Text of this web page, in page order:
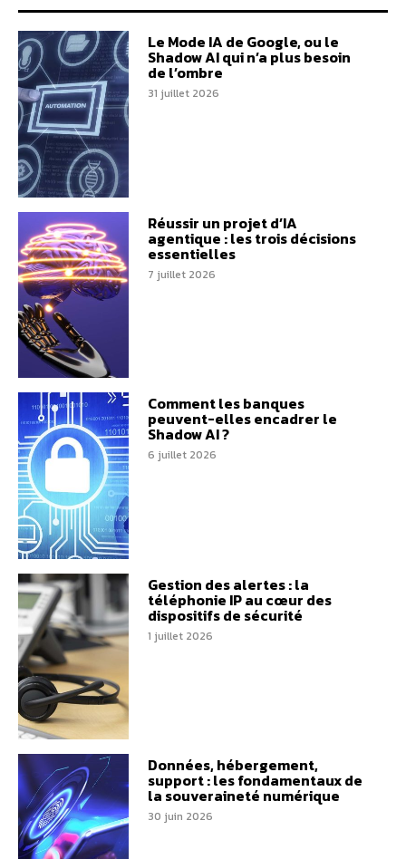
Le Mode IA de Google, ou le
Shadow AI qui n’a plus besoin
de l’ombre
31 juillet 2026
Réussir un projet d’IA
agentique : les trois décisions
essentielles
7 juillet 2026
Comment les banques
peuvent-elles encadrer le
Shadow AI ?
6 juillet 2026
Gestion des alertes : la
téléphonie IP au cœur des
dispositifs de sécurité
1 juillet 2026
Données, hébergement,
support : les fondamentaux de
la souveraineté numérique
30 juin 2026